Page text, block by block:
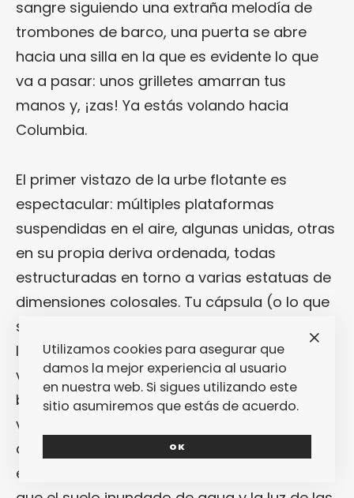
sangre siguiendo una extraña melodía de
trombones de barco, una puerta se abre
hacia una silla en la que es evidente lo que
va a pasar: unos grilletes amarran tus
manos y, ¡zas! Ya estás volando hacia
Columbia.
El primer vistazo de la urbe flotante es
espectacular: múltiples plataformas
suspendidas en el aire, algunas unidas, otras
en su propia deriva ordenada, todas
estructuradas en torno a varias estatuas de
dimensiones colosales. Tu cápsula (o lo que
sea en lo que estás siendo transportado)
llega a su sitio y desciende por un corredor
vertical en el que, de nuevo, los mensajes
bíblicos de advenimiento de un profeta te
vuelven a poner en alerta. Tras el aterrizaje,
ahora sí que viene el impacto: te encuentras
en algo parecido a un templo religioso en el
Utilizamos cookies para asegurar que
damos la mejor experiencia al usuario
en nuestra web. Si sigues utilizando este
sitio asumiremos que estás de acuerdo.
OK